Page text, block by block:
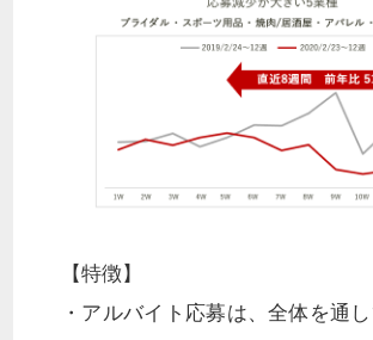
【特徴】
・アルバイト応募は、全体を通